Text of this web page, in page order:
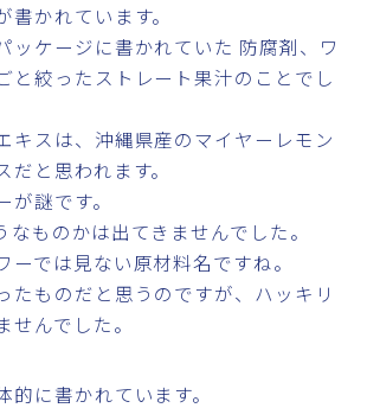
書かれています。
ッケージに書かれていた 防腐剤、ワ
と絞ったストレート果汁のことでし
キスは、沖縄県産のマイヤーレモン
と思われます。
が謎です。
なものかは出てきませんでした。
ーでは見ない原材料名ですね。
たものだと思うのですが、ハッキリ
せんでした。
に書かれています。